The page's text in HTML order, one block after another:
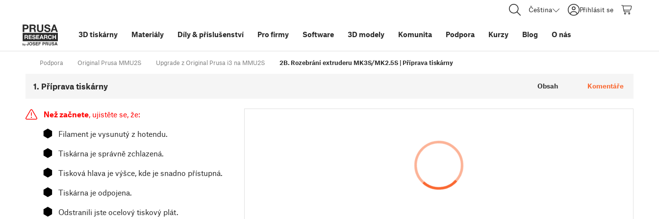
Čeština Přihlásit se
3D tiskárny Materiály Díly& příslušenství Pro firmy Software 3D modely Komunita Podpora Kurzy Blog O nás
Podpora Original Prusa MMU2S Upgrade z Original Prusa i3 na MMU2S 2B. Rozebrání extruderu MK3S/MK2.5S | Příprava tiskárny
1. Příprava tiskárny Obsah Komentáře
Než začnete, ujistěte se, že:
⬢ Filament je vysunutý z hotendu.
⬢ Tiskárna je správně zchlazená.
⬢ Tisková hlava je výšce, kde je snadno přístupná.
⬢ Tiskárna je odpojena.
⬢ Odstranili jste ocelový tiskový plát.